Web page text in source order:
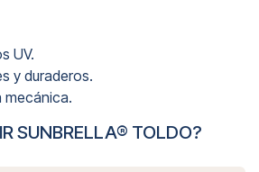
UV.
y duraderos.
mecánica.
SUNBRELLA® TOLDO?